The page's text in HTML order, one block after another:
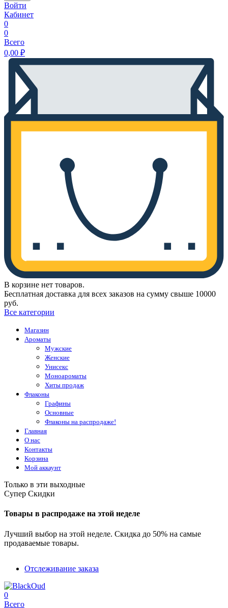
Войти
Кабинет
0
0
Всего
0,00 ₽
В корзине нет товаров.
Бесплатная доставка для всех заказов на сумму свыше 10000
руб.
Все категории
Магазин
Ароматы
Мужские
Женские
Унисекс
Моноароматы
Хиты продаж
Флаконы
Графины
Основные
Флаконы на распродаже!
Главная
О нас
Контакты
Корзина
Мой аккаунт
Только в эти выходные
Супер Скидки
Товары в распродаже на этой неделе
Лучший выбор на этой неделе. Скидка до 50% на самые
продаваемые товары.
Отслеживание заказа
0
Всего